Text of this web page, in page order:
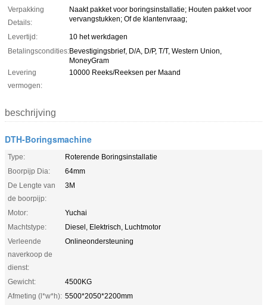
Verpakking
Details:
Naakt pakket voor boringsinstallatie; Houten pakket voor
vervangstukken; Of de klantenvraag;
Levertijd:
10 het werkdagen
Betalingscondities:Bevestigingsbrief, D/A, D/P, T/T, Western Union,
MoneyGram
Levering
vermogen:
10000 Reeks/Reeksen per Maand
beschrijving
DTH-Boringsmachine
Type:
Roterende Boringsinstallatie
Boorpijp Dia:
64mm
De Lengte van
de boorpijp:
3M
Motor:
Yuchai
Machtstype:
Diesel, Elektrisch, Luchtmotor
Verleende
naverkoop de
dienst:
Onlineondersteuning
Gewicht:
4500KG
Afmeting (l*w*h): 5500*2050*2200mm